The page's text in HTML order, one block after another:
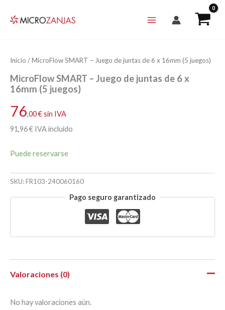
Inicio / MicroFlow SMART – Juego de juntas de 6 x 16mm (5 juegos)
MicroFlow SMART – Juego de juntas de 6 x
16mm (5 juegos)
76,00€sin IVA
91,96€ IVA incluido
Puede reservarse
SKU:FR103-240060160
Pago seguro garantizado
Valoraciones (0)
No hay valoraciones aún.